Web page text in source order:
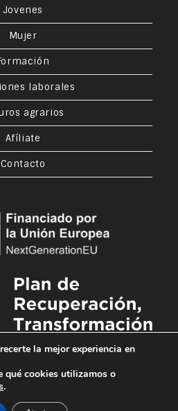
Jovenes
Mujer
laborales
agrarios
Afíliate
Contacto
la mejor experiencia en
qué cookies utilizamos o
.